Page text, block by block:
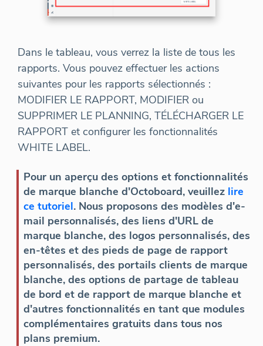
Dans le tableau, vous verrez la liste de tous les
rapports. Vous pouvez effectuer les actions
suivantes pour les rapports sélectionnés :
MODIFIER LE RAPPORT, MODIFIER ou
SUPPRIMER LE PLANNING, TÉLÉCHARGER LE
RAPPORT et configurer les fonctionnalités
WHITE LABEL.
Pour un aperçu des options et fonctionnalités
de marque blanche d'Octoboard, veuillez lire
ce tutoriel. Nous proposons des modèles d'e-
mail personnalisés, des liens d'URL de
marque blanche, des logos personnalisés, des
en-têtes et des pieds de page de rapport
personnalisés, des portails clients de marque
blanche, des options de partage de tableau
de bord et de rapport de marque blanche et
d'autres fonctionnalités en tant que modules
complémentaires gratuits dans tous nos
plans premium.